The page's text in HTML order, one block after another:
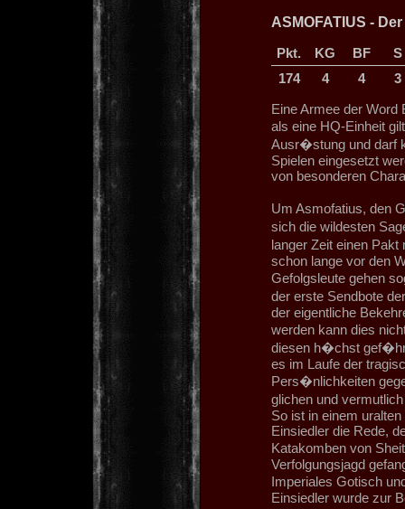
ASMOFATIUS -
Pkt.
KG BF
S
174
4 4
3
Eine Armee der Word
als eine HQ-Einheit
Ausr�stung und darf
Spielen eingesetzt
von besonderen
Um Asmofatius, den
sich die wildesten
langer Zeit einen
schon lange vor den
Gefolgsleute gehen
der erste Sendbote
der eigentliche
werden kann dies
diesen h�chst
es im Laufe der
Pers�nlichkeiten
glichen und
So ist in einem
Einsiedler die Rede,
Katakomben von
Verfolgungsjagd
Imperiales Gotisch
Einsiedler wurde zur